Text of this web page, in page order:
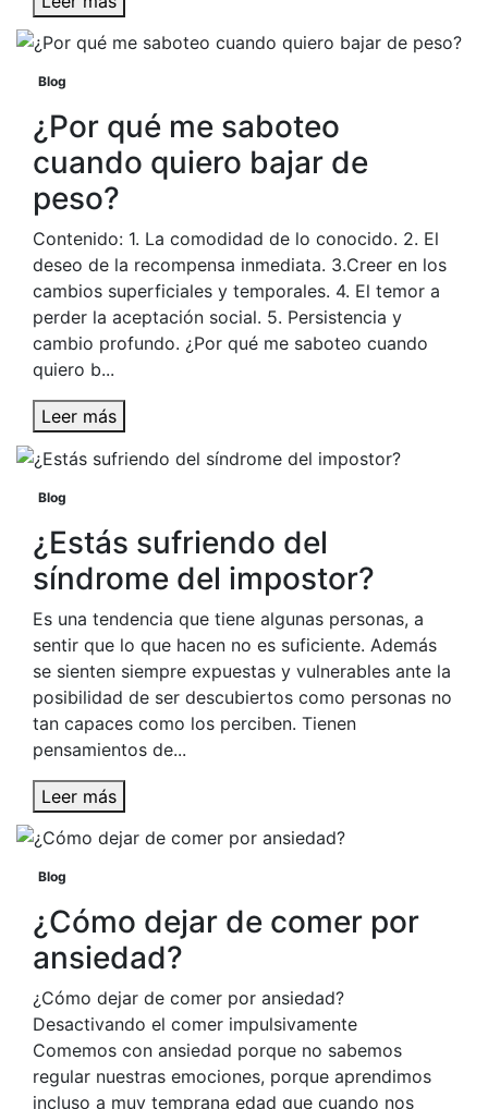
Blog
¿Por qué me saboteo
cuando quiero bajar de
peso?
Contenido: 1. La comodidad de lo conocido. 2. El
deseo de la recompensa inmediata. 3.Creer en los
cambios superficiales y temporales. 4. El temor a
perder la aceptación social. 5. Persistencia y
cambio profundo. ¿Por qué me saboteo cuando
quiero b...
Leer más
Blog
¿Estás sufriendo del
síndrome del impostor?
Es una tendencia que tiene algunas personas, a
sentir que lo que hacen no es suficiente. Además
se sienten siempre expuestas y vulnerables ante la
posibilidad de ser descubiertos como personas no
tan capaces como los perciben. Tienen
pensamientos de...
Leer más
Blog
¿Cómo dejar de comer por
ansiedad?
¿Cómo dejar de comer por ansiedad?
Desactivando el comer impulsivamente
Comemos con ansiedad porque no sabemos
regular nuestras emociones, porque aprendimos
incluso a muy temprana edad que cuando nos